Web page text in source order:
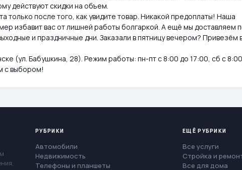
действуют скидки на объем.
только после того, как увидите товар. Никакой предоплаты! Наша
избавит вас от лишней работы болгаркой. А ещё мы доставляем
и праздничные дни. Заказали в пятницу вечером? Привезём
(ул. Бабушкина, 28). Режим работы: пн-пт с 8:00 до 17:00, сб с
с выбором!
РУБРИКИ
Автомобили
Недвижимость
Телефоны и планшеты
ЕЩЁ РУБРИКИ
Все услуги
Стройка и
Все для дома